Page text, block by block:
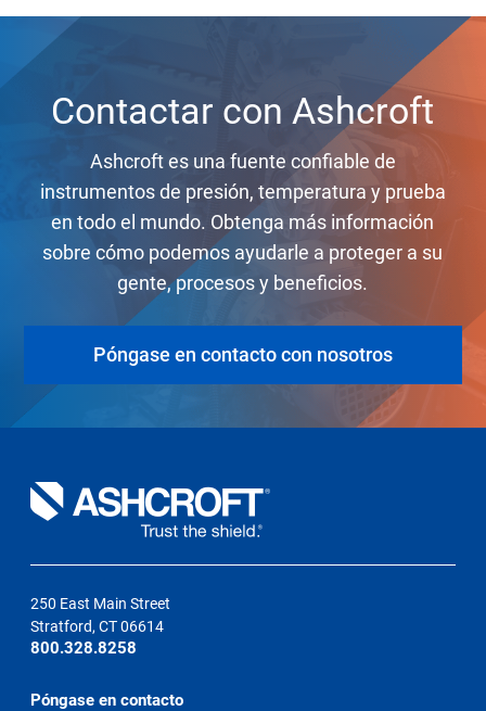
Contactar con Ashcroft
Ashcroft es una fuente confiable de
instrumentos de presión, temperatura y prueba
en todo el mundo. Obtenga más información
sobre cómo podemos ayudarle a proteger a su
gente, procesos y beneficios.
Póngase en contacto con nosotros
250 East Main Street
Stratford, CT 06614
800.328.8258
Póngase en contacto